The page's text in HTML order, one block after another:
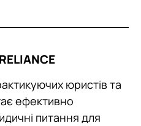
юристів та
ефективно
питання для